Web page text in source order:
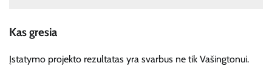
Kas gresia
Įstatymo projekto rezultatas yra svarbus ne tik Vašingtonui.